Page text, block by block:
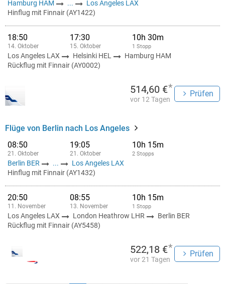
Hamburg HAM ...
Los Angeles LAX
Hinflug mit Finnair (AY1422)
18:50
14. Oktober
17:30
15. Oktober
10h 30m
1 Stopp
Los Angeles LAX Helsinki HEL
Hamburg HAM
Rückflug mit Finnair (AY0002)
514,60 €*
vor 12 Tagen
Prüfen
Flüge von Berlin nach Los Angeles
08:50
21. Oktober
19:05
21. Oktober
10h 15m
2 Stopps
Berlin BER ...
Los Angeles LAX
Hinflug mit Finnair (AY1432)
20:50
11. November
08:55
13. November
10h 15m
1 Stopp
Los Angeles LAX London Heathrow LHR
Berlin BER
Rückflug mit Finnair (AY5458)
522,18 €*
vor 21 Tagen
Prüfen